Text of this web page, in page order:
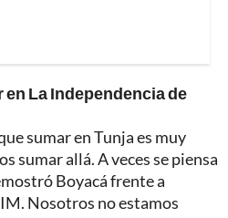
La Independencia de
sumar en Tunja es muy
sumar allá. A veces se piensa
Boyacá frente a
Nosotros no estamos